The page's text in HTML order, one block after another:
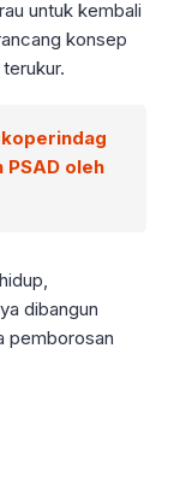
untuk kembali
konsep
PSAD oleh
dibangun
pemborosan